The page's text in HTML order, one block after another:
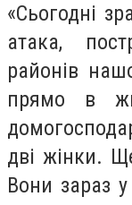
«Сьогодні
атака,
районів
прямо в
дві жінки.
Вони зараз